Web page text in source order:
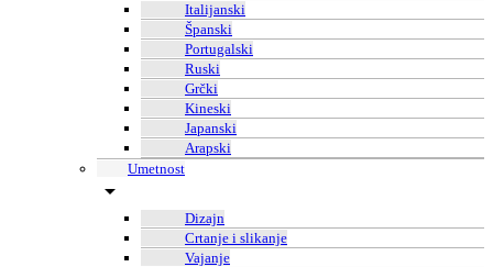
Italijanski
Španski
Portugalski
Ruski
Grčki
Kineski
Japanski
Arapski
Umetnost
Dizajn
Crtanje i slikanje
Vajanje